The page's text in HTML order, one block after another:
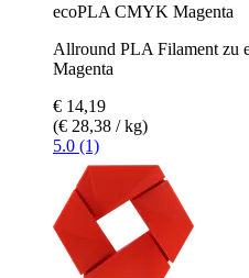
ecoPLA CMYK Magenta
Allround PLA Filament zu
Magenta
€ 14,19
(€ 28,38 / kg)
5.0 (1)